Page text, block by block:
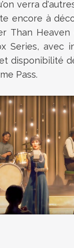
verra
encore à
Than
Series, avec
disponibilité
Pass.